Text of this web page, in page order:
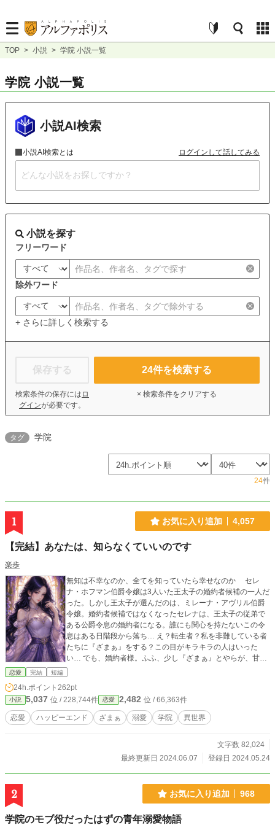
TOP > 小説 > 学院 小説一覧
学院 小説一覧
小説AI検索
小説AI検索とは ログインして話してみる
小説を探す
フリーワード
除外ワード
+ さらに詳しく検索する
保存する
検索条件の保存には ロ
グインが必要です。
24件を検索する
× 検索条件をクリアする
タグ 学院
24件
1 お気に入り追加 4,057
【完結】あなたは、知らなくていいのです
楽歩
無知は不幸なのか、全てを知っていたら幸せなのか セレ
ナ・ホフマン伯爵令嬢は3人いた王太子の婚約者候補の一人だ
った。しかし王太子が選んだのは、ミレーナ・アヴリル伯爵
令嬢。婚約者候補ではなくなったセレナは、王太子の従弟で
ある公爵令息の婚約者になる。誰にも関心を持たないこの令
息はある日階段から落ち… え？転生者？私を非難している者
たちに『ざまぁ』をする？この目がキラキラの人はいった
い… でも、婚約者様。ふふ、少し『ざまぁ』とやらが、甘い
のではなくて？きっと私の方が上手ですわ。 知らないからー
知る ※誤字脱字、勉強不足、名前間違いなどなど、どうか温
かい目でm(_ _"m)
恋愛 完結 短編
24h.ポイント 262pt
小説 5,037 位 / 228,744件 恋愛 2,482 位 / 66,363件
恋愛 ハッピーエンド ざまぁ 溺愛 学院 異世界
文字数 82,024
最終更新日 2024.06.07
登録日 2024.05.24
2 お気に入り追加 968
学院のモブ役だったはずの青年溺愛物語